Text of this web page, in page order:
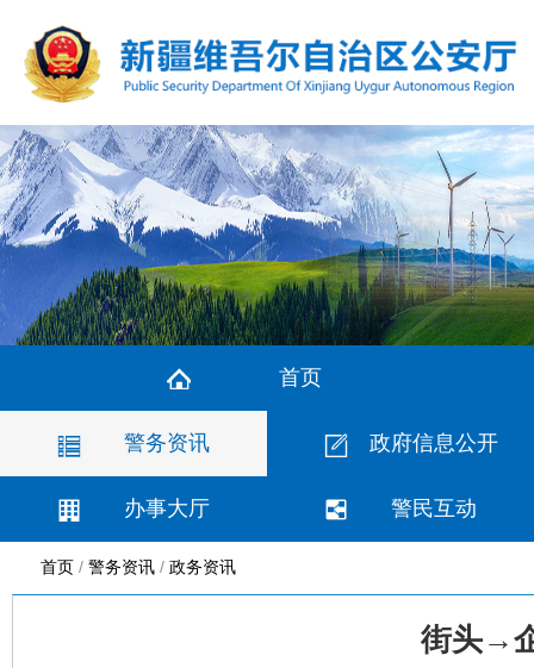
首页
警务资讯 政府信息公开
办事大厅 警民互动
首页 / 警务资讯 / 政务资讯
街头→